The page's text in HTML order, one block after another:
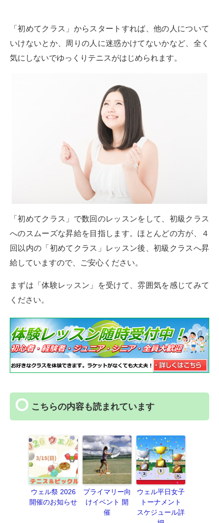
「初めてクラス」からスタートすれば、他の人について
いけないとか、周りの人に迷惑かけてないかなど、全く
気にしないでゆっくりテニスがはじめられます。
「初めてクラス」で数回のレッスンをして、初級クラス
へのスムーズな昇給を目指します。ほとんどの方が、４
回以内の「初めてクラス」レッスン後、初級クラスへ昇
給していますので、ご安心ください。
まずは「体験レッスン」を受けて、雰囲気を感じてみて
ください。
こちらの内容も読まれています
ウェル祭 2026
開催のお知らせ
プライマリー向
けイベント 開
催
ウェル平日女子
トーナメント
スケジュール詳